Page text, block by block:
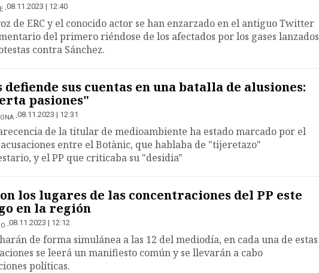
08.11.2023 | 12:40
de ERC y el conocido actor se han enzarzado en el antiguo Twitter
del primero riéndose de los afectados por los gases lanzados
contra Sánchez.
defiende sus cuentas en una batalla de alusiones:
pasiones"
08.11.2023 | 12:31
de la titular de medioambiente ha estado marcado por el
entre el Botànic, que hablaba de "tijeretazo"
y el PP que criticaba su "desidia"
los lugares de las concentraciones del PP este
en la región
08.11.2023 | 12:12
de forma simulánea a las 12 del mediodía, en cada una de estas
se leerá un manifiesto común y se llevarán a cabo
políticas.